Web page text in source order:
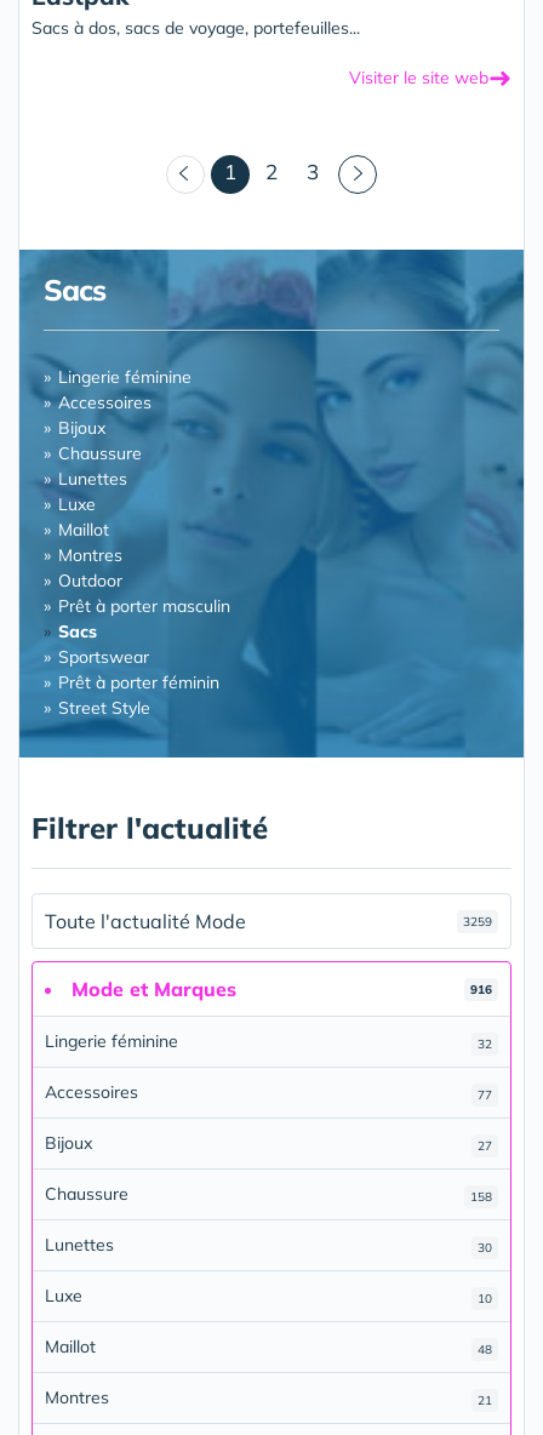
Sacs à dos, sacs de voyage, portefeuilles...
Visiter le site web➜
1 (courant)
2 3
Sacs
Lingerie féminine
Accessoires
Bijoux
Chaussure
Lunettes
Luxe
Maillot
Montres
Outdoor
Prêt à porter masculin
Sacs
Sportswear
Prêt à porter féminin
Street Style
Filtrer l'actualité
Toute l'actualité Mode 3259
Mode et Marques 916
Lingerie féminine 32
Accessoires 77
Bijoux 27
Chaussure 158
Lunettes 30
Luxe 10
Maillot 48
Montres 21